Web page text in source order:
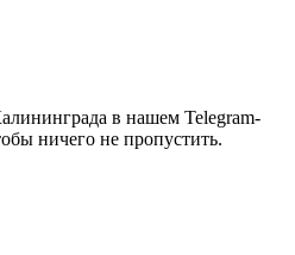
в нашем Telegram-
ничего не пропустить.